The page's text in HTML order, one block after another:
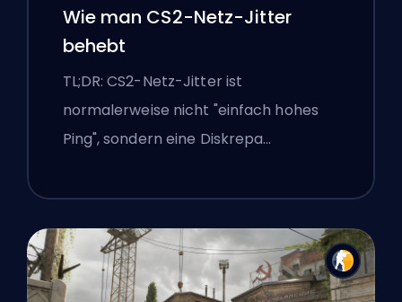
Wie man CS2-Netz-Jitter
behebt
TL;DR: CS2-Netz-Jitter ist
normalerweise nicht "einfach hohes
Ping", sondern eine Diskrepa…